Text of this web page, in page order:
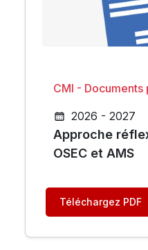
CMI -
2026 - 2027
Approche
OSEC et AMS
Téléchargez PDF